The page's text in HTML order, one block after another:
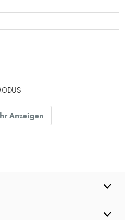
Anzeigen